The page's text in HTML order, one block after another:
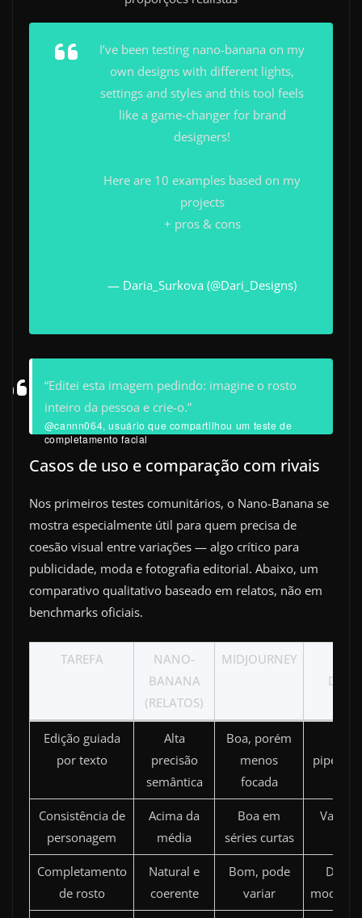
I’ve been testing nano-banana on my
own designs with different lights,
settings and styles and this tool feels
like a game-changer for brand
designers!
Here are 10 examples based on my
projects
+ pros & cons
— Daria_Surkova (@Dari_Designs)
“Editei esta imagem pedindo: imagine o rosto
inteiro da pessoa e crie-o.”
@cannn064, usuário que compartilhou um teste de
completamento facial
Casos de uso e comparação com rivais
Nos primeiros testes comunitários, o Nano-Banana se
mostra especialmente útil para quem precisa de
coesão visual entre variações — algo crítico para
publicidade, moda e fotografia editorial. Abaixo, um
comparativo qualitativo baseado em relatos, não em
benchmarks oficiais.
TAREFA
NANO-
BANANA
(RELATOS)
MIDJOURNEY
Edição guiada
por texto
Alta
precisão
semântica
Boa, porém
menos
focada
Consistência de
personagem
Acima da
média
Boa em
séries curtas
Completamento
de rosto
Natural e
coerente
Bom, pode
variar
modelo/